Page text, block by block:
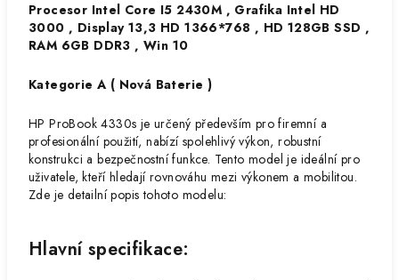
Procesor Intel Core I5 2430M , Grafika Intel HD
3000 , Display 13,3 HD 1366*768 , HD 128GB SSD ,
RAM 6GB DDR3 , Win 10
Kategorie A ( Nová Baterie )
HP ProBook 4330s je určený především pro firemní a
profesionální použití, nabízí spolehlivý výkon, robustní
konstrukci a bezpečnostní funkce. Tento model je ideální pro
uživatele, kteří hledají rovnováhu mezi výkonem a mobilitou.
Zde je detailní popis tohoto modelu:
Hlavní specifikace: